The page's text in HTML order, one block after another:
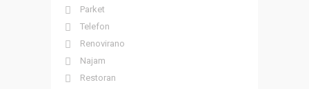
Parket
Telefon
Renovirano
Najam
Restoran